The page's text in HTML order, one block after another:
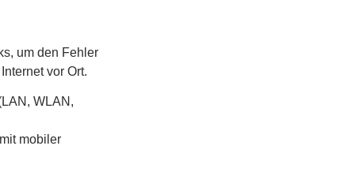
um den Fehler
vor Ort.
WLAN,
mobiler